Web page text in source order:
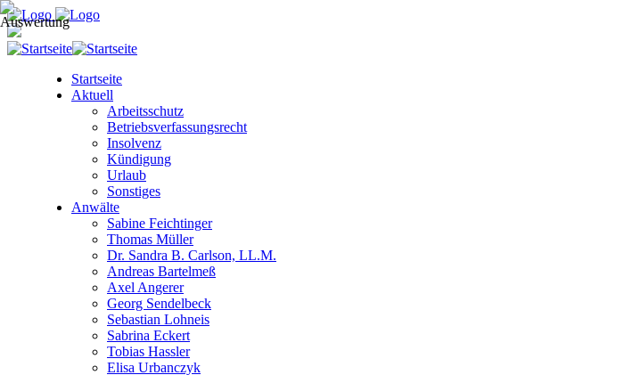
Startseite
Aktuell
Arbeitsschutz
Betriebsverfassungsrecht
Insolvenz
Kündigung
Urlaub
Sonstiges
Anwälte
Sabine Feichtinger
Thomas Müller
Dr. Sandra B. Carlson, LL.M.
Andreas Bartelmeß
Axel Angerer
Georg Sendelbeck
Sebastian Lohneis
Sabrina Eckert
Tobias Hassler
Elisa Urbanczyk